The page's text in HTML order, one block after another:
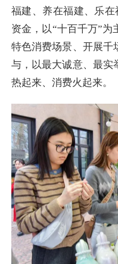
福建、养在福建、乐
资金，以“十百千万”
特色消费场景、开展千
与，以最大诚意、最实
热起来、消费火起来。